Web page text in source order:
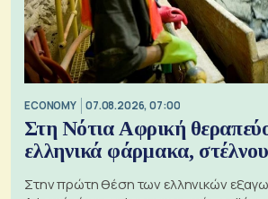
ECONOMY 07.08.2026, 07:00
Στη Νότια Αφρική
ελληνικά φάρμακα,
Στην πρώτη θέση των ελληνικών